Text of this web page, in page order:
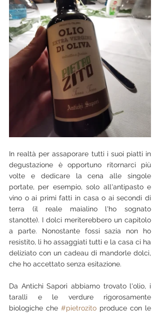
In realtà per assaporare tutti i suoi piatti in
degustazione è opportuno ritornarci più
volte e dedicare la cena alle singole
portate, per esempio, solo all'antipasto e
vino o ai primi fatti in casa o ai secondi di
terra (il reale maialino l'ho sognato
stanotte). I dolci meriterebbero un capitolo
a parte. Nonostante fossi sazia non ho
resistito, li ho assaggiati tutti e la casa ci ha
deliziato con un cadeau di mandorle dolci,
che ho accettato senza esitazione.
Da Antichi Sapori abbiamo trovato l'olio, i
taralli e le verdure rigorosamente
biologiche che #pietrozito produce con le